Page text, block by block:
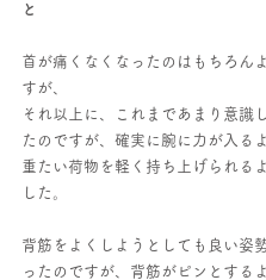
と
首が痛くなくなったのはもちろん
すが、
それ以上に、これまであまり意識
たのですが、確実に腕に力が入る
重たい荷物を軽く持ち上げられる
した。
背筋をよくしようとしても良い姿
ったのですが、背筋がピンとする